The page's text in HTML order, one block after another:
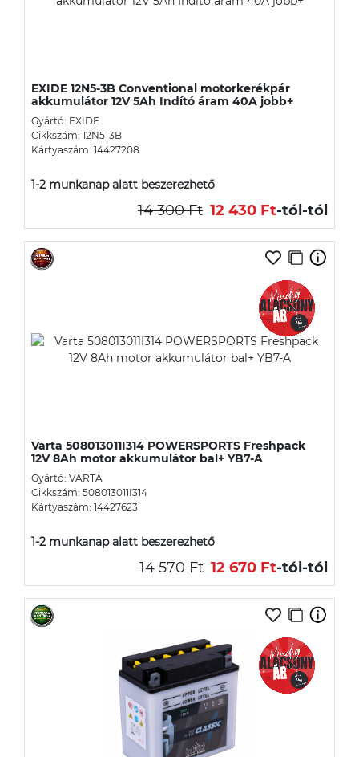
EXIDE 12N5-3B Conventional motorkerékpár
akkumulátor 12V 5Ah Indító áram 40A jobb+
Gyártó: EXIDE
Cikkszám: 12N5-3B
Kártyaszám: 14427208
1-2 munkanap alatt beszerezhető
14 300 Ft 12 430 Ft-tól-tól
Varta 508013011I314 POWERSPORTS Freshpack
12V 8Ah motor akkumulátor bal+ YB7-A
Gyártó: VARTA
Cikkszám: 508013011I314
Kártyaszám: 14427623
1-2 munkanap alatt beszerezhető
14 570 Ft 12 670 Ft-tól-tól